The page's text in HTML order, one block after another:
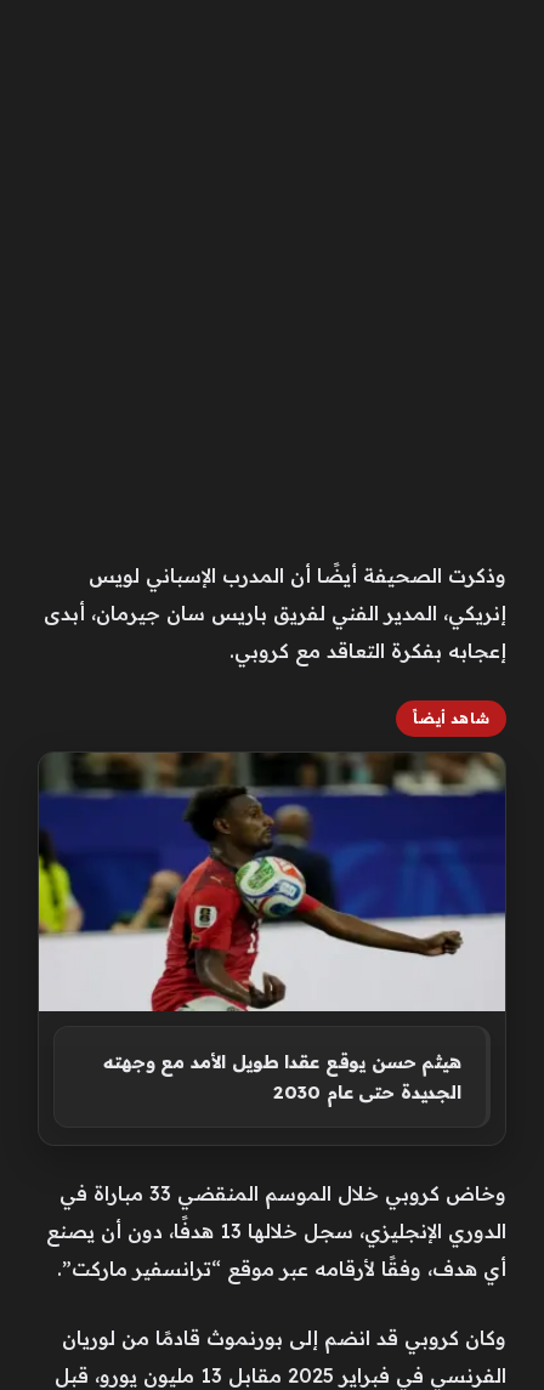
وذكرت الصحيفة أيضًا أن المدرب الإسباني لويس
إنريكي، المدير الفني لفريق باريس سان جيرمان، أبدى
إعجابه بفكرة التعاقد مع كروبي.
شاهد أيضاً
هيثم حسن يوقع عقدا طويل الأمد مع وجهته
الجديدة حتى عام 2030
وخاض كروبي خلال الموسم المنقضي 33 مباراة في
الدوري الإنجليزي، سجل خلالها 13 هدفًا، دون أن يصنع
أي هدف، وفقًا لأرقامه عبر موقع “ترانسفير ماركت”.
وكان كروبي قد انضم إلى بورنموث قادمًا من لوريان
الفرنسي في فبراير 2025 مقابل 13 مليون يورو، قبل